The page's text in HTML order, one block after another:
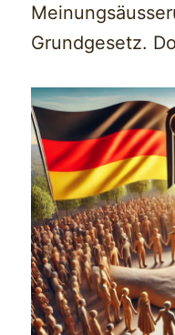
Grundgesetz.